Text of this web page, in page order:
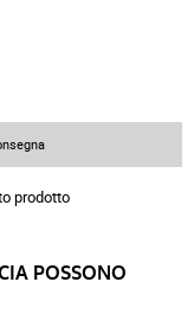
prodotto
POSSONO